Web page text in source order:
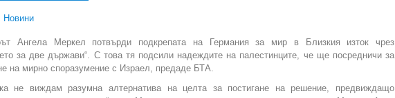
Новини
Ангела Меркел потвърди подкрепата на Германия за мир в Близкия изток чрез
за две държави“. С това тя подсили надеждите на палестинците, че ще посредничи за
на мирно споразумение с Израел, предаде БТА.
не виждам разумна алтернатива на целта за постигане на решение, предвиждащо